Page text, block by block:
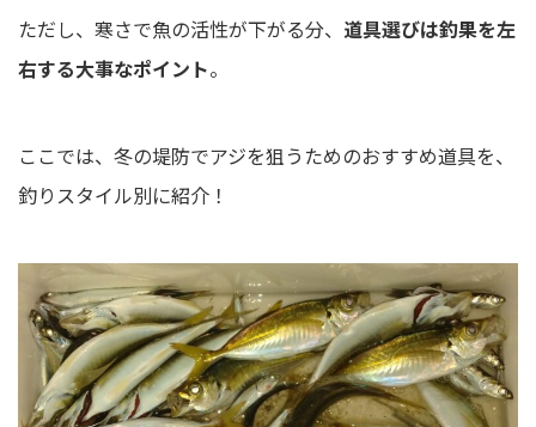
ただし、寒さで魚の活性が下がる分、 道具選びは釣果を左
右する大事なポイント。
ここでは、冬の堤防でアジを狙うためのおすすめ道具を、
釣りスタイル別に紹介！